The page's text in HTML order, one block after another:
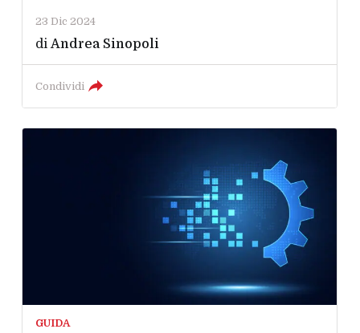
23 Dic 2024
diAndrea Sinopoli
Condividi
GUIDA